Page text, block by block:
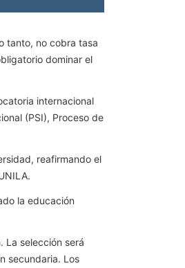
tanto, no cobra tasa
dominar el
internacional
(PSI), Proceso de
reafirmando el
la educación
La selección será
secundaria. Los